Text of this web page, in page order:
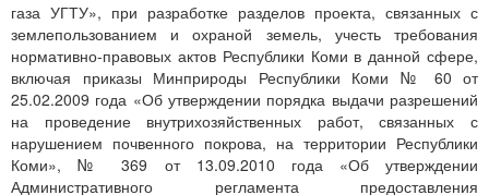
газа УГТУ», при разработке разделов проекта, связанных с
землепользованием и охраной земель, учесть требования
нормативно-правовых актов Республики Коми в данной сфере,
включая приказы Минприроды Республики Коми № 60 от
25.02.2009 года «Об утверждении порядка выдачи разрешений
на проведение внутрихозяйственных работ, связанных с
нарушением почвенного покрова, на территории Республики
Коми», № 369 от 13.09.2010 года «Об утверждении
Административного регламента предоставления